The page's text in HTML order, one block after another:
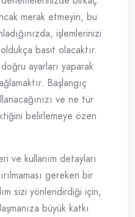
merak etmeyin, bu
işlemlerinizi
basit olacaktır.
ayarları yaparak
Başlangıç
ve ne tür
belirlemeye özen
ve kullanım detayları
gereken bir
sizi yönlendirdiği için,
büyük katkı